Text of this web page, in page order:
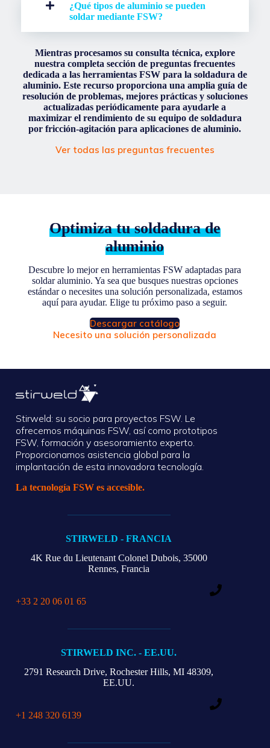
¿Qué tipos de aluminio se pueden
soldar mediante FSW?
Mientras procesamos su consulta técnica, explore
nuestra completa sección de preguntas frecuentes
dedicada a las herramientas FSW para la soldadura de
aluminio. Este recurso proporciona una amplia guía de
resolución de problemas, mejores prácticas y soluciones
actualizadas periódicamente para ayudarle a
maximizar el rendimiento de su equipo de soldadura
por fricción-agitación para aplicaciones de aluminio.
Ver todas las preguntas frecuentes
Optimiza tu soldadura de
aluminio
Descubre lo mejor en herramientas FSW adaptadas para
soldar aluminio. Ya sea que busques nuestras opciones
estándar o necesites una solución personalizada, estamos
aquí para ayudar. Elige tu próximo paso a seguir.
Descargar catálogo
Necesito una solución personalizada
Stirweld: su socio para proyectos FSW. Le
ofrecemos máquinas FSW, así como prototipos
FSW, formación y asesoramiento experto.
Proporcionamos asistencia global para la
implantación de esta innovadora tecnología.
La tecnología FSW es accesible.
STIRWELD - FRANCIA
4K Rue du Lieutenant Colonel Dubois, 35000
Rennes, Francia
+33 2 20 06 01 65
STIRWELD INC. - EE.UU.
2791 Research Drive, Rochester Hills, MI 48309,
EE.UU.
+1 248 320 6139